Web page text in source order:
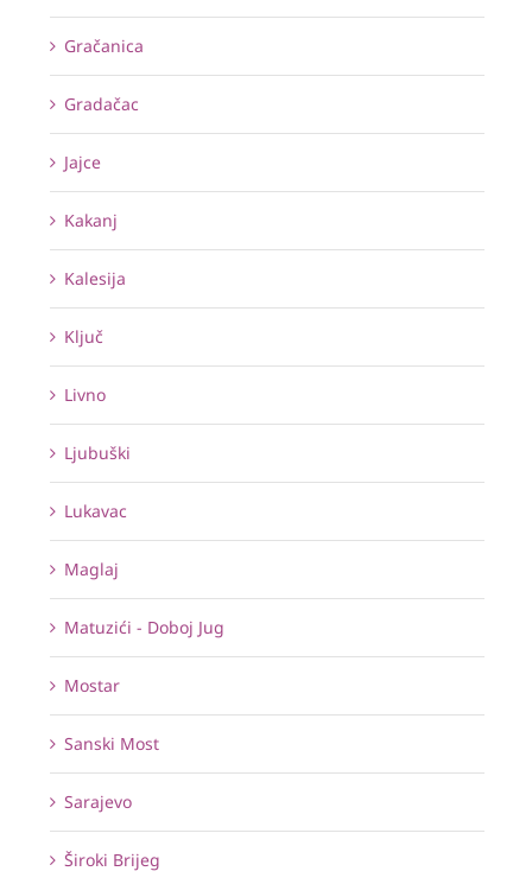
Gračanica
Gradačac
Jajce
Kakanj
Kalesija
Ključ
Livno
Ljubuški
Lukavac
Maglaj
Matuzići - Doboj Jug
Mostar
Sanski Most
Sarajevo
Široki Brijeg